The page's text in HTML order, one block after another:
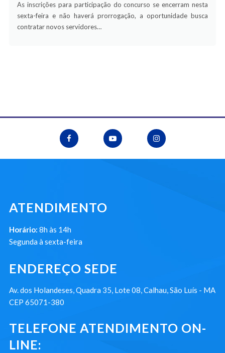
As inscrições para participação do concurso se encerram nesta
sexta-feira e não haverá prorrogação, a oportunidade busca
contratar novos servidores…
ATENDIMENTO
Horário: 8h às 14h
Segunda à sexta-feira
ENDEREÇO SEDE
Av. dos Holandeses, Quadra 35, Lote 08, Calhau, São Luís - MA
CEP 65071-380
TELEFONE ATENDIMENTO ON-
LINE: